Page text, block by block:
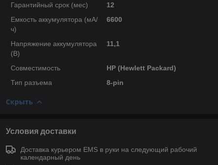
Гарантийный срок (мес)
12
Емкость аккумулятора (мА/
ч)
6600
Напряжение аккумулятора
(В)
11,1
Совместимость
HP (Hewlett Packard)
Тип разъема
8-pin
Скрыть
Условия доставки
Доставка курьером EMS в руки на следующий рабочий
календарный день